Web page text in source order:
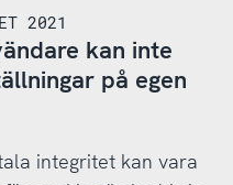
2021
kan inte
på egen
integritet kan vara